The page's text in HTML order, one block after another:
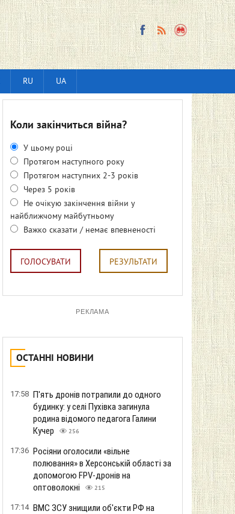
RU UA
Коли закінчиться війна?
У цьому році
Протягом наступного року
Протягом наступних 2-3 років
Через 5 років
Не очікую закінчення війни у
найближчому майбутньому
Важко сказати / немає впевненості
ГОЛОСУВАТИ РЕЗУЛЬТАТИ
РЕКЛАМА
ОСТАННІ НОВИНИ
17:58 П'ять дронів потрапили до одного
будинку: у селі Пухівка загинула
родина відомого педагога Галини
Кучер
256
17:36 Росіяни оголосили «вільне
полювання» в Херсонській області за
допомогою FPV-дронів на
оптоволокні
215
17:14 ВМС ЗСУ знищили об'єкти РФ на